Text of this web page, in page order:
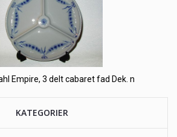
Empire, 3 delt cabaret fad Dek. n
KATEGORIER